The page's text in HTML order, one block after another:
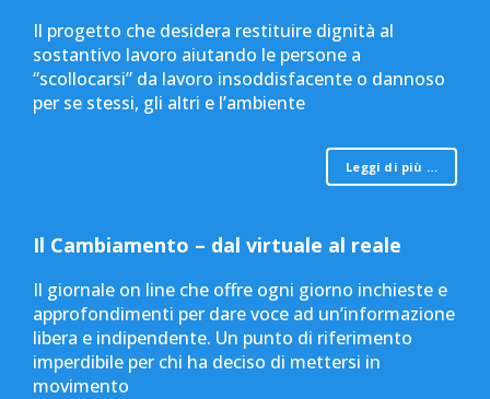
Il progetto che desidera restituire dignità al
sostantivo lavoro aiutando le persone a
“scollocarsi” da lavoro insoddisfacente o dannoso
per se stessi, gli altri e l’ambiente
Leggi di più …
Il Cambiamento – dal virtuale al reale
Il giornale on line che offre ogni giorno inchieste e
approfondimenti per dare voce ad un’informazione
libera e indipendente. Un punto di riferimento
imperdibile per chi ha deciso di mettersi in
movimento